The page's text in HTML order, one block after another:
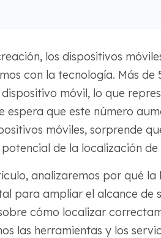
los dispositivos
con la tecnología. Más de
móvil, lo que
espera que este número
móviles, sorprende
de la localización
analizaremos por qué
para ampliar el alcance de
cómo localizar
las herramientas y los